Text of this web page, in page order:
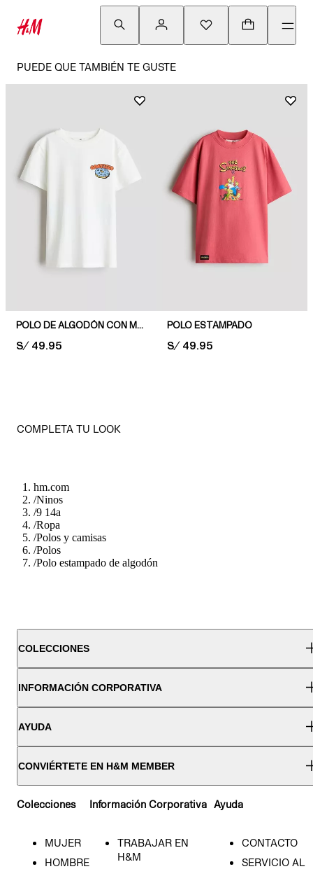
PUEDE QUE TAMBIÉN TE GUSTE
POLO DE ALGODÓN CON MOTIVO ESTAMPADO
PRICE:
S/ 49.95
POLO ESTAMPADO
PRICE:
S/ 49.95
COMPLETA TU LOOK
hm.com
/Ninos
/9 14a
/Ropa
/Polos y camisas
/Polos
/Polo estampado de algodón
COLECCIONES
INFORMACIÓN CORPORATIVA
AYUDA
CONVIÉRTETE EN H&M MEMBER
Colecciones
MUJER
HOMBRE
Información Corporativa
TRABAJAR EN
H&M
Ayuda
CONTACTO
SERVICIO AL